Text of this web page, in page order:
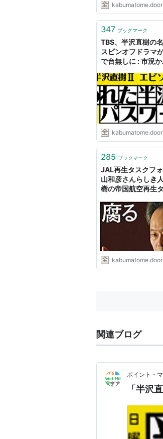
放送回毎の視聴
放
送
回
放
送
日
サブ
1
7月
7日
やら
戻せ
2
7月
14
日
上司
7月
28
日
クソ
4
8月
4日
10倍
日
半沢
1日
8日
9
9月
9月
100
347 ブックマーク
TBS、半沢直樹の
スピンオフドラマ
で台無しに : 市況
285 ブックマーク
JAL再生タスクフ
山和彦さんらしき
樹の帝国航空再生
全力２階建
関連ブログ
ポイント・
「半沢